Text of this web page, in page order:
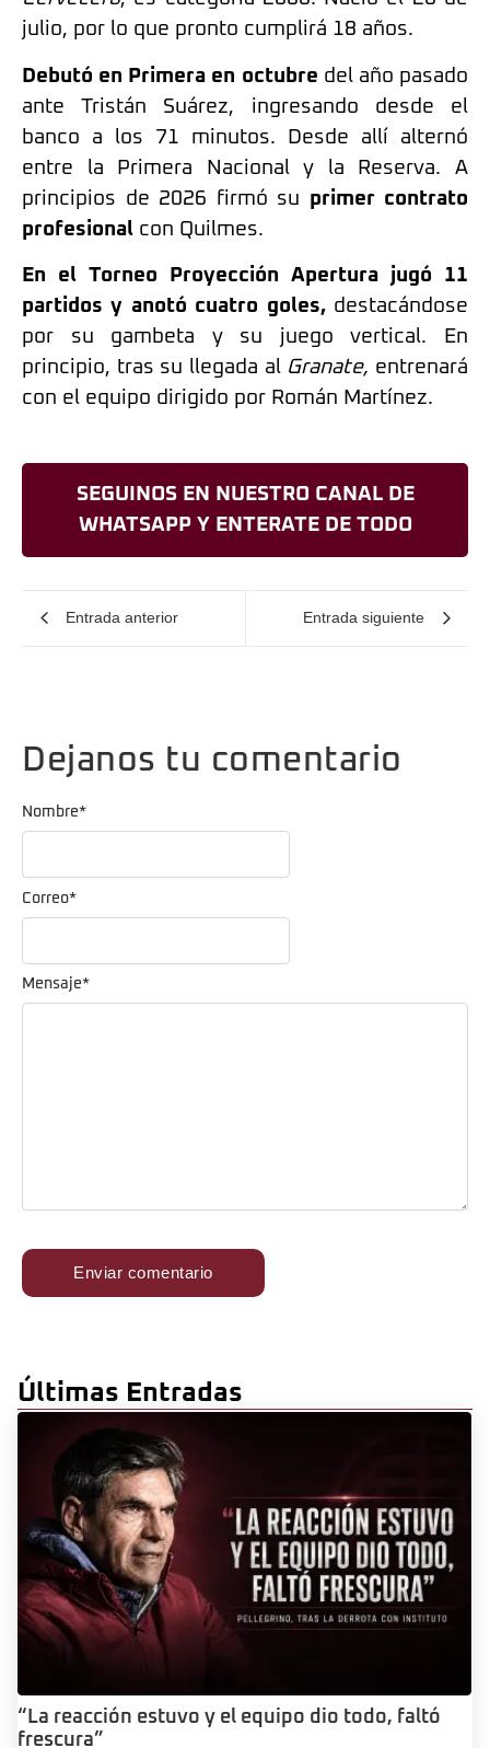
julio, por lo que pronto cumplirá 18 años.
Debutó en Primera en octubre del año pasado
ante Tristán Suárez, ingresando desde el
banco a los 71 minutos. Desde allí alternó
entre la Primera Nacional y la Reserva. A
principios de 2026 firmó su primer contrato
profesional con Quilmes.
En el Torneo Proyección Apertura jugó 11
partidos y anotó cuatro goles,destacándose
por su gambeta y su juego vertical. En
principio, tras su llegada al Granate, entrenará
con el equipo dirigido por Román Martínez.
SEGUINOS EN NUESTRO CANAL DE
WHATSAPP Y ENTERATE DE TODO
Entrada anterior Entrada siguiente
Dejanos tu comentario
Mensaje*
Nombre*
Correo*
Últimas Entradas
“La reacción estuvo y el equipo dio todo, faltó
frescura”